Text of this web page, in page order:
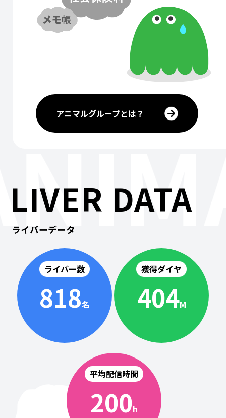
アニマルグループとは？
LIVER DATA
ライバーデータ
ライバー数
818名
獲得ダイヤ
404M
平均配信時間
200h